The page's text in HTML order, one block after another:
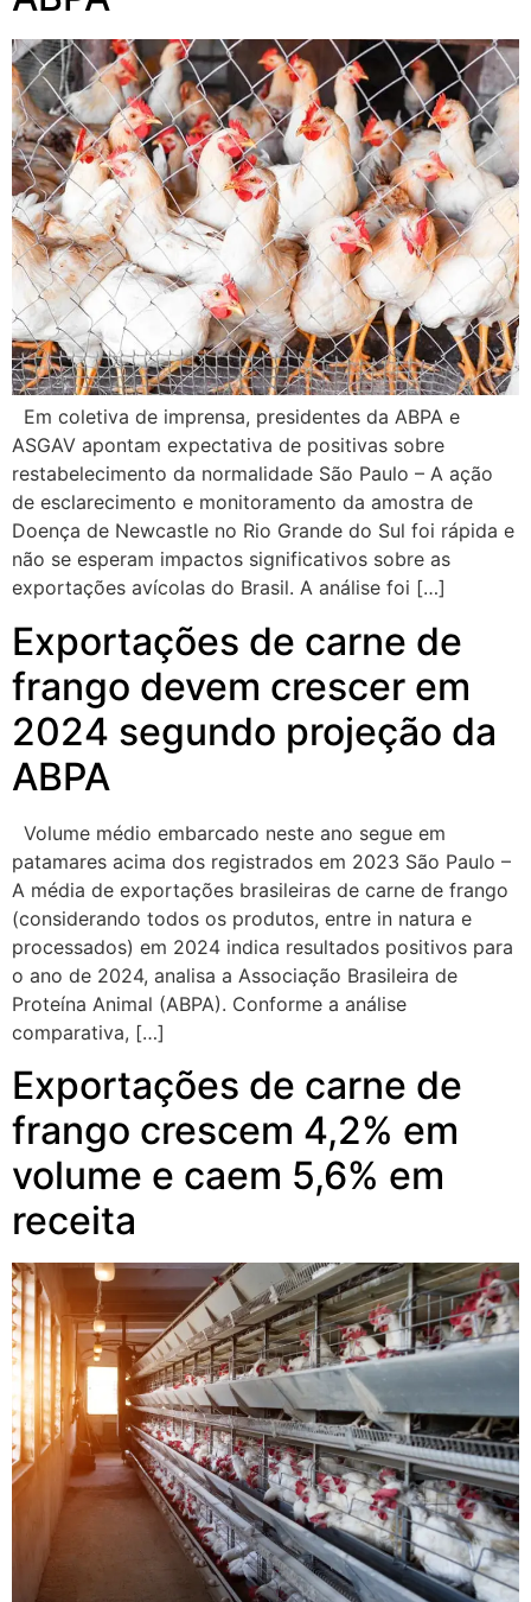
Em coletiva de imprensa, presidentes da ABPA e
ASGAV apontam expectativa de positivas sobre
restabelecimento da normalidade São Paulo – A ação
de esclarecimento e monitoramento da amostra de
Doença de Newcastle no Rio Grande do Sul foi rápida e
não se esperam impactos significativos sobre as
exportações avícolas do Brasil. A análise foi […]
Exportações de carne de
frango devem crescer em
2024 segundo projeção da
ABPA
Volume médio embarcado neste ano segue em
patamares acima dos registrados em 2023 São Paulo –
A média de exportações brasileiras de carne de frango
(considerando todos os produtos, entre in natura e
processados) em 2024 indica resultados positivos para
o ano de 2024, analisa a Associação Brasileira de
Proteína Animal (ABPA). Conforme a análise
comparativa, […]
Exportações de carne de
frango crescem 4,2% em
volume e caem 5,6% em
receita